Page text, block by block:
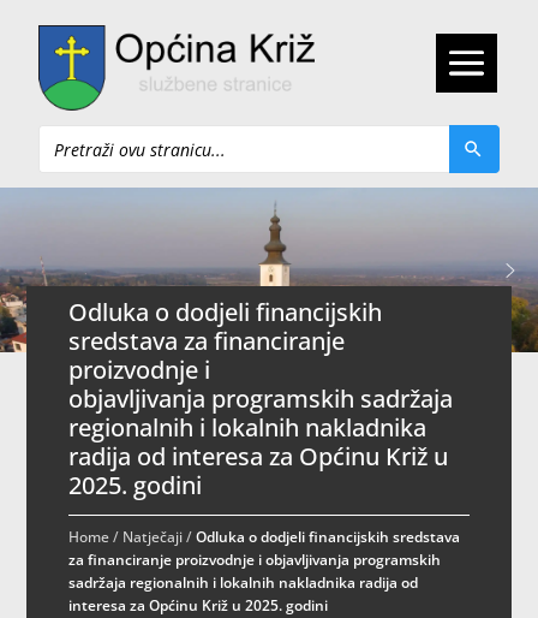
Pretraži
Odluka o dodjeli financijskih
sredstava za financiranje
proizvodnje i
objavljivanja programskih sadržaja
regionalnih i lokalnih nakladnika
radija od interesa za Općinu Križ u
2025. godini
Home/ Natječaji/Odluka o dodjeli financijskih sredstava
za financiranje proizvodnje i objavljivanja programskih
sadržaja regionalnih i lokalnih nakladnika radija od
interesa za Općinu Križ u 2025. godini